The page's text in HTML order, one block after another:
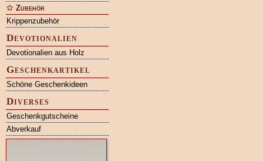
Zubehör
Krippenzubehör
Devotionalien
Devotionalien aus Holz
Geschenkartikel
Schöne Geschenkideen
Diverses
Geschenkgutscheine
Abverkauf